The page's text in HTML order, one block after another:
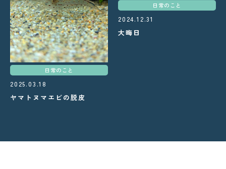
日常のこと
2025.03.18
ヤマトヌマエビの脱皮
日常のこと
2024.12.31
大晦日